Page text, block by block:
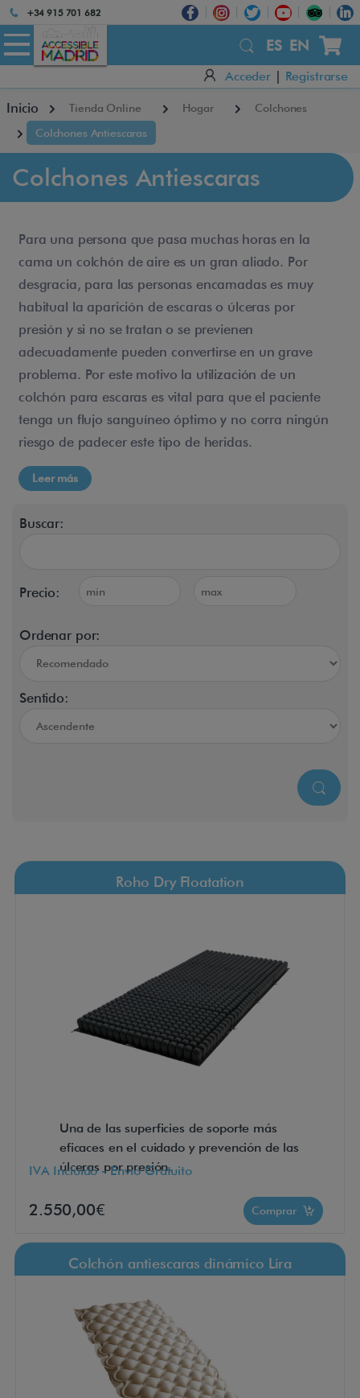
Atención:
Este
sitio
cuenta
un
sistema
accesibilidad.
+34 915 701 682
ES EN
Acceder Registrarse
Inicio Tienda Online Hogar
Colchones
Colchones Antiescaras
Colchones Antiescaras
Para una persona que pasa muchas horas en la
cama un colchón de aire es un gran aliado. Por
desgracia, para las personas encamadas es muy
habitual la aparición de escaras o úlceras por
presión y si no se tratan o se previenen
adecuadamente pueden convertirse en un grave
problema. Por este motivo la utilización de un
colchón para escaras es vital para que el paciente
tenga un flujo sanguíneo óptimo y no corra ningún
riesgo de padecer este tipo de heridas.
Leer más
Buscar:
Precio:
Ordenar por:
Sentido:
Roho Dry Floatation
Una de las superficies de soporte más
eficaces en el cuidado y prevención de las
úlceras por presión.
IVA Incluido - Envío Gratuito
2.550,00€ Comprar
Colchón antiescaras dinámico Lira